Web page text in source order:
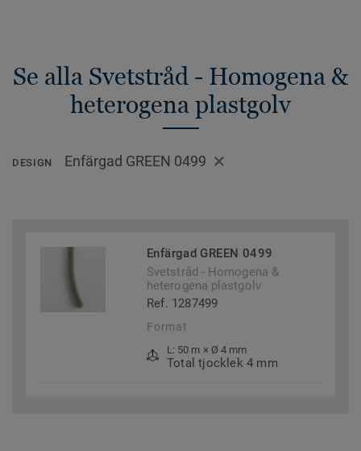
Se alla Svetstråd - Homogena &
heterogena plastgolv
DESIGN Enfärgad GREEN 0499
Enfärgad GREEN 0499
Svetstråd - Homogena &
heterogena plastgolv
Ref. 1287499
Format
L: 50 m × Ø 4 mm
Total tjocklek 4 mm